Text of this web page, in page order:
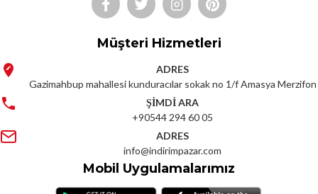
Müşteri Hizmetleri
ADRES
Gazimahbup mahallesi kunduracılar sokak no 1/f Amasya Merzifon
ŞİMDİ ARA
+90544 294 60 05
ADRES
info@indirimpazar.com
Mobil Uygulamalarımız